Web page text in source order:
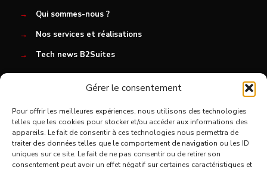
Gérer le consentement
Pour offrir les meilleures expériences, nous utilisons des technologies
telles que les cookies pour stocker et/ou accéder aux informations des
appareils. Le fait de consentir à ces technologies nous permettra de
traiter des données telles que le comportement de navigation ou les ID
uniques sur ce site. Le fait de ne pas consentir ou de retirer son
consentement peut avoir un effet négatif sur certaines caractéristiques et
→
Qui sommes-nous ?
→
Nos services et réalisations
→
Tech news B2Suites
Nous rejoindre
→
Actualité
→
Contact